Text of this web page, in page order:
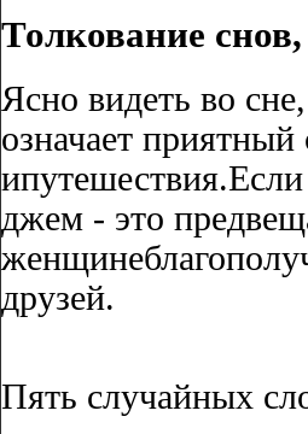
Толкование
Ясно видеть во
означает
джем - это
друзей.
Пять случайных